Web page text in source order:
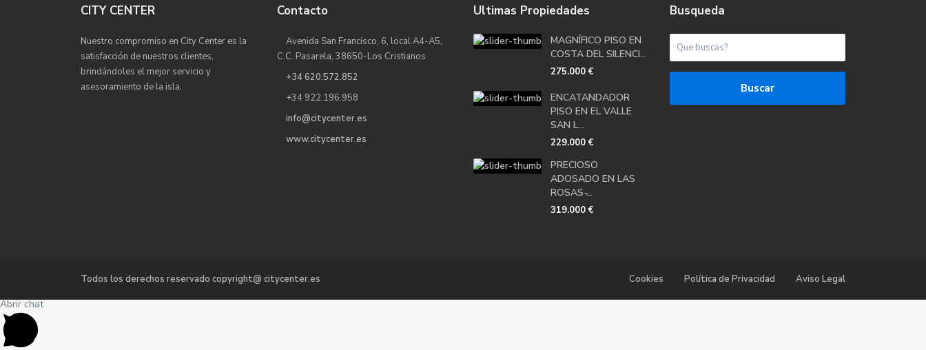
CITY CENTER
Nuestro compromiso en City Center es la
satisfacción de nuestros clientes,
brindándoles el mejor servicio y
asesoramiento de la isla.
Contacto
Avenida San Francisco, 6, local A4-A5,
C.C. Pasarela, 38650-Los Cristianos
+34 620.572.852
+34 922.196.958
info@citycenter.es
www.citycenter.es
Ultimas Propiedades
MAGNÍFICO PISO EN
COSTA DEL SILENCI...
275.000 €
ENCATANDADOR
PISO EN EL VALLE
SAN L...
229.000 €
PRECIOSO
ADOSADO EN LAS
ROSAS ̵...
319.000 €
Busqueda
Buscar
Todos los derechos reservado copyright@ citycenter.es Cookies Política de Privacidad Aviso Legal
Abrir chat